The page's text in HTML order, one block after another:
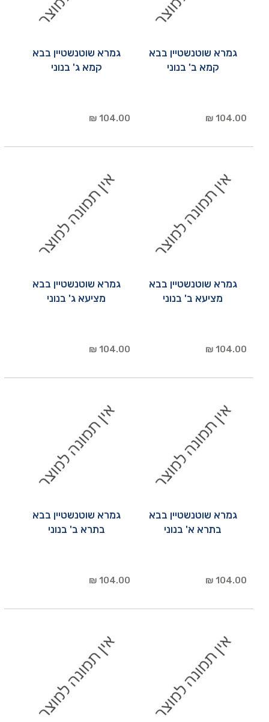
גמרא שוטנשטיין בבא
קמא ב' בנוני
104.00 ₪
גמרא שוטנשטיין בבא
קמא ג' בנוני
104.00 ₪
גמרא שוטנשטיין בבא
מציעא ב' בנוני
104.00 ₪
גמרא שוטנשטיין בבא
מציעא ג' בנוני
104.00 ₪
גמרא שוטנשטיין בבא
בתרא א' בנוני
104.00 ₪
גמרא שוטנשטיין בבא
בתרא ב' בנוני
104.00 ₪